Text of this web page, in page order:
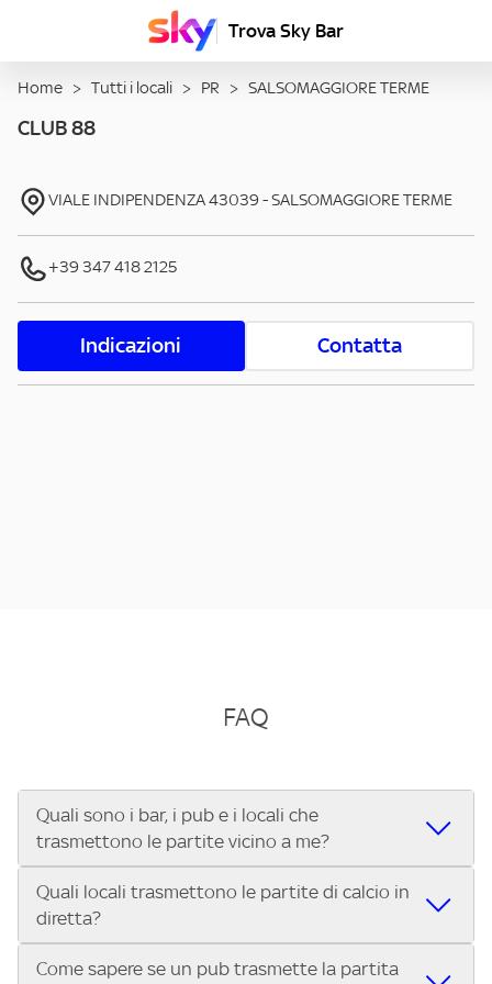
Trova Sky Bar
Home > Tutti i locali > PR > SALSOMAGGIORE TERME
CLUB 88
VIALE INDIPENDENZA43039 -SALSOMAGGIORE TERME
+39 347 418 2125
Indicazioni Contatta
FAQ
Quali sono i bar, i pub e i locali che
trasmettono le partite vicino a me?
Se cerchi un bar, pub, ristorante o locale vicino a te per
vedere le partite di Serie A ENILIVE, la Serie C Sky Wifi, la
UEFA Champions League, la UEFA Europa League, la UEFA
Conference League, il Tennis, la Formula 1®, la MotoGP™ e
Quali locali trasmettono le partite di calcio in
diretta?
Vuoi sapere quali bar, pub o ristoranti mostrano le partite
Come sapere se un pub trasmette la partita